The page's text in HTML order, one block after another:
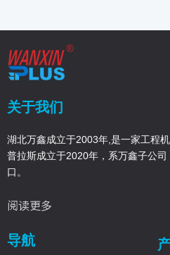
关于我们
湖北万鑫成立于2003年,是一家工程
普拉斯成立于2020年，系万鑫子公
口。
阅读更多
导航